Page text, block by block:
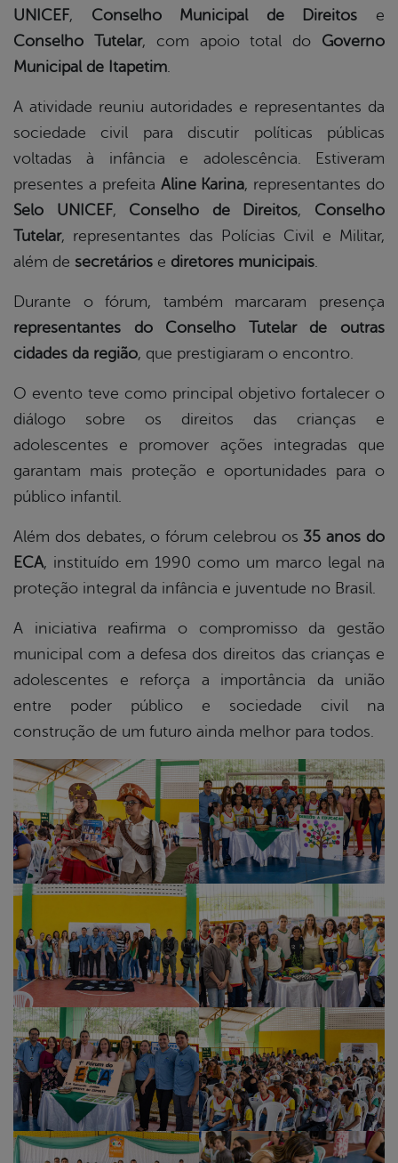
UNICEF, Conselho Municipal de Direitos e
Conselho Tutelar, com apoio total do Governo
Municipal de Itapetim.
A atividade reuniu autoridades e representantes da
sociedade civil para discutir políticas públicas
voltadas à infância e adolescência. Estiveram
presentes a prefeita Aline Karina, representantes do
Selo UNICEF, Conselho de Direitos, Conselho
Tutelar, representantes das Polícias Civil e Militar,
além de secretários e diretores municipais.
Durante o fórum, também marcaram presença
representantes do Conselho Tutelar de outras
cidades da região, que prestigiaram o encontro.
O evento teve como principal objetivo fortalecer o
diálogo sobre os direitos das crianças e
adolescentes e promover ações integradas que
garantam mais proteção e oportunidades para o
público infantil.
Além dos debates, o fórum celebrou os 35 anos do
ECA, instituído em 1990 como um marco legal na
proteção integral da infância e juventude no Brasil.
A iniciativa reafirma o compromisso da gestão
municipal com a defesa dos direitos das crianças e
adolescentes e reforça a importância da união
entre poder público e sociedade civil na
construção de um futuro ainda melhor para todos.